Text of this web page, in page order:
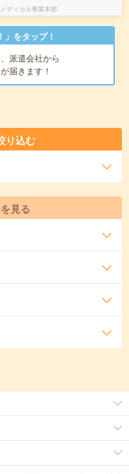
ディカル事業本部
をタップ！
派遣会社から
が届きます！
り込む
見る